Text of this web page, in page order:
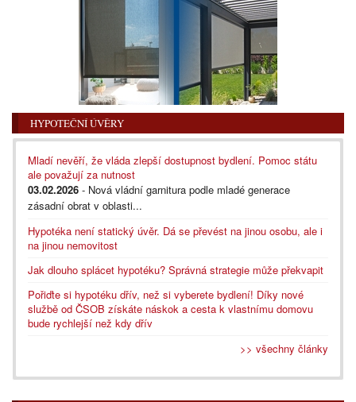
HYPOTEČNÍ ÚVĚRY
Mladí nevěří, že vláda zlepší dostupnost bydlení. Pomoc státu
ale považují za nutnost
03.02.2026 - Nová vládní garnitura podle mladé generace
zásadní obrat v oblasti...
Hypotéka není statický úvěr. Dá se převést na jinou osobu, ale i
na jinou nemovitost
Jak dlouho splácet hypotéku? Správná strategie může překvapit
Pořiďte si hypotéku dřív, než si vyberete bydlení! Díky nové
službě od ČSOB získáte náskok a cesta k vlastnímu domovu
bude rychlejší než kdy dřív
>> všechny články